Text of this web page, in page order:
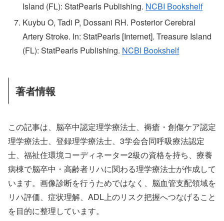
Island (FL): StatPearls Publishing. NCBI Bookshelf
Kuybu O, Tadi P, Dossani RH. Posterior Cerebral
Artery Stroke. In: StatPearls [Internet]. Treasure Island
(FL): StatPearls Publishing. NCBI Bookshelf
著者情報
この記事は、脳卒中認定理学療法士、褥瘡・創傷ケア認定
理学療法士、登録理学療法士、3学会合同呼吸療法認定
士、福祉住環境コーディネーター2級の資格を持ち、療養
病棟で脳卒中・高齢者リハに関わる理学療法士が作成して
います。画像診断を行うためではなく、脳血管支配領域を
リハ評価、症状理解、ADL上のリスク把握へつなげること
を目的に整理しています。